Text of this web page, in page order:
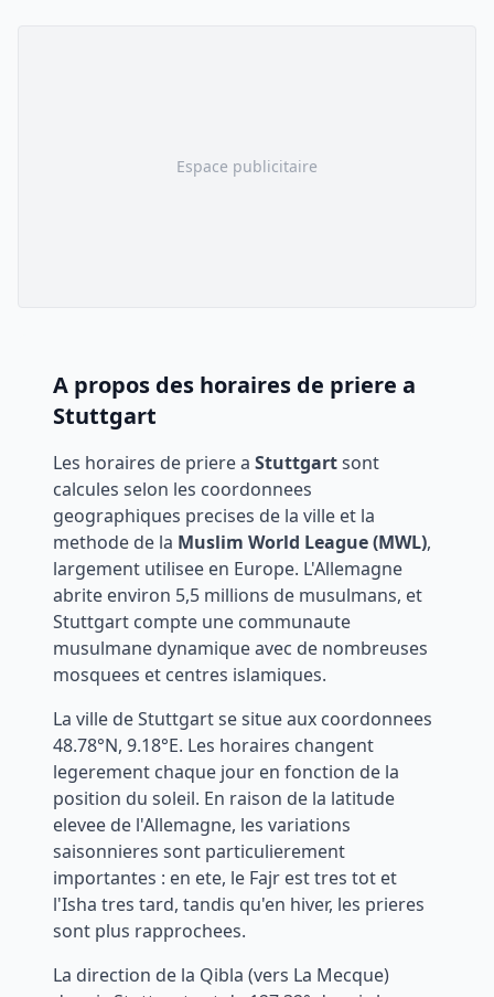
Espace publicitaire
A propos des horaires de priere a
Stuttgart
Les horaires de priere a Stuttgartsont
calcules selon les coordonnees
geographiques precises de la ville et la
methode de la Muslim World League (MWL),
largement utilisee en Europe. L'Allemagne
abrite environ 5,5 millions de musulmans, et
Stuttgart compte une communaute
musulmane dynamique avec de nombreuses
mosquees et centres islamiques.
La ville deStuttgartse situe aux coordonnees
48.78°N, 9.18°E. Les horaires changent
legerement chaque jour en fonction de la
position du soleil. En raison de la latitude
elevee de l'Allemagne, les variations
saisonnieres sont particulierement
importantes : en ete, le Fajr est tres tot et
l'Isha tres tard, tandis qu'en hiver, les prieres
sont plus rapprochees.
La direction de la Qibla (vers La Mecque)